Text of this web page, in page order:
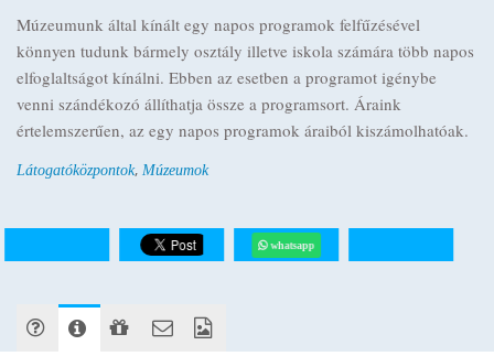
Múzeumunk által kínált egy napos programok felfűzésével
könnyen tudunk bármely osztály illetve iskola számára több napos
elfoglaltságot kínálni. Ebben az esetben a programot igénybe
venni szándékozó állíthatja össze a programsort. Áraink
értelemszerűen, az egy napos programok áraiból kiszámolhatóak.
Látogatóközpontok, Múzeumok
whatsapp